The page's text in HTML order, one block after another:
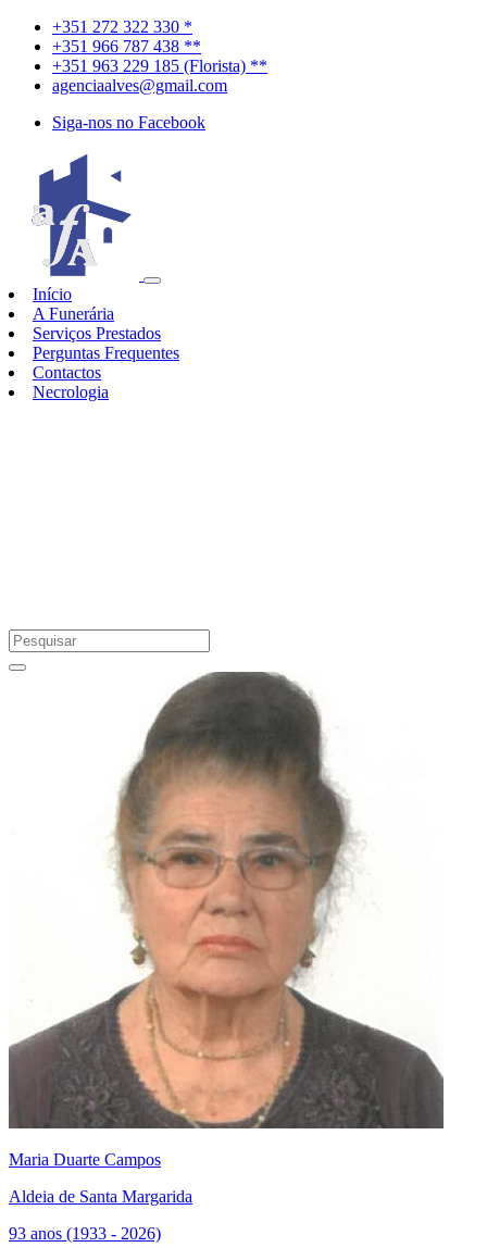
+351 272 322 330 *
+351 966 787 438 **
+351 963 229 185 (Florista) **
agenciaalves@gmail.com
Siga-nos no Facebook
Início
A Funerária
Serviços Prestados
Perguntas Frequentes
Contactos
Necrologia
Maria Duarte Campos
Aldeia de Santa Margarida
93 anos (1933 - 2026)